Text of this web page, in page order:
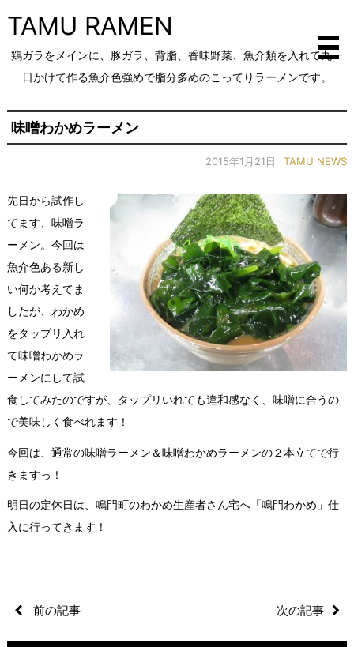
TAMU RAMEN
鶏ガラをメインに、豚ガラ、背脂、香味野菜、魚介類を入れて丸一
日かけて作る魚介色強めで脂分多めのこってりラーメンです。
味噌わかめラーメン
2015年1月21日 TAMU NEWS
先日から試作し
てます、味噌ラ
ーメン。今回は
魚介色ある新し
い何か考えてま
したが、わかめ
をタップリ入れ
て味噌わかめラ
ーメンにして試
食してみたのですが、タップリいれても違和感なく、味噌に合うの
で美味しく食べれます！
今回は、通常の味噌ラーメン＆味噌わかめラーメンの２本立てで行
きますっ！
明日の定休日は、鳴門町のわかめ生産者さん宅へ「鳴門わかめ」仕
入に行ってきます！
前の記事 次の記事